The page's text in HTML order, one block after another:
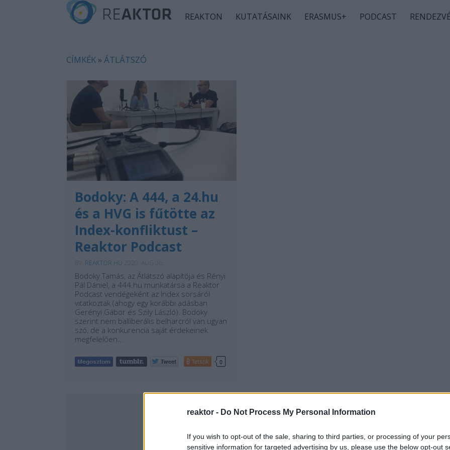
reaktor - Do Not Process My Personal Information
If you wish to opt-out of the sale, sharing to third parties, or processing of your
sensitive information for targeted advertising by us, please use the below opt-out
REAKTON KUTATÁSAINK ERASMUS+ PODCAST
CÍMKÉK » ÁTLÁTSZÓ
Bodoky: A 444, a 24.hu
és a HVG is fűtötte az
Index-konfliktust –
Reaktor Podcast
REAKTOR.HU
Bodoky Tamás, az Átlátszó alapítója és Rényi
Pál Dániel, a 444.hu munkatársa a Reaktor
Podcast vendégeként az Index sorsáról
vitatkoztak (ahogy egy korábbi adásban
Gerényi Gábor és Szily László). Bodoky
szerint nem balliberális belharcról van ugyan
szó, de a konkurencia saját érdekeinek
megfelelően…
Tetszik 0
REAKTOR